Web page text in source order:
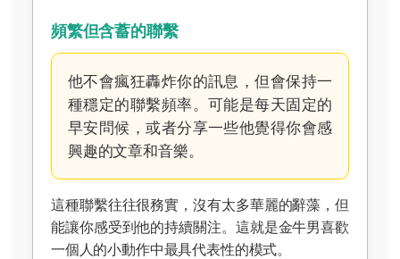
頻繁但含蓄的聯繫
他不會瘋狂轟炸你的訊息，但會保持一
種穩定的聯繫頻率。可能是每天固定的
早安問候，或者分享一些他覺得你會感
興趣的文章和音樂。
這種聯繫往往很務實，沒有太多華麗的辭藻，但
能讓你感受到他的持續關注。這就是金牛男喜歡
一個人的小動作中最具代表性的模式。